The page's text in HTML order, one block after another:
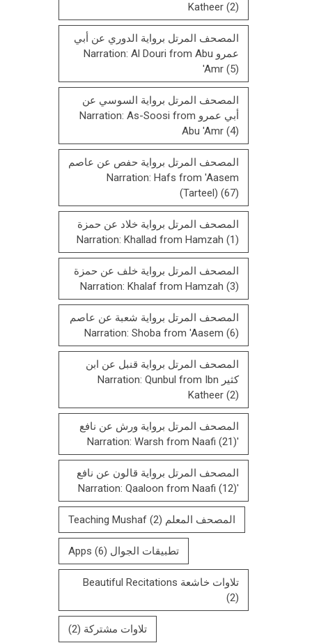
Katheer (2)
المصحف المرتل برواية الدوري عن أبي
عمرو Narration: Al Douri from Abu
'Amr (5)
المصحف المرتل برواية السوسي عن
أبي عمرو Narration: As-Soosi from
Abu 'Amr (4)
المصحف المرتل برواية حفص عن عاصم
Narration: Hafs from 'Aasem
(Tarteel) (67)
المصحف المرتل برواية خلاد عن حمزة
Narration: Khallad from Hamzah (1)
المصحف المرتل برواية خلف عن حمزة
Narration: Khalaf from Hamzah (3)
المصحف المرتل برواية شعبة عن عاصم
Narration: Shoba from 'Aasem (6)
المصحف المرتل برواية قنبل عن ابن
كثير Narration: Qunbul from Ibn
Katheer (2)
المصحف المرتل برواية ورش عن نافع
'Narration: Warsh from Naafi
(21)
المصحف المرتل بروایة قالون عن نافع
'Narration: Qaaloon from Naafi
(12)
المصحف المعلم Teaching Mushaf (2)
تطبيقات الجوال Apps (6)
تلاوات خاشعة Beautiful Recitations
(2)
تلاوات مشتركة (2)